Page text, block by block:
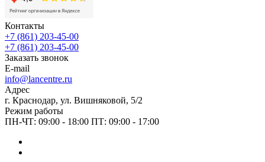
Контакты
+7 (861) 203-45-00
+7 (861) 203-45-00
Заказать звонок
E-mail
info@lancentre.ru
Адрес
г. Краснодар, ул. Вишняковой, 5/2
Режим работы
ПН-ЧТ: 09:00 - 18:00 ПТ: 09:00 - 17:00